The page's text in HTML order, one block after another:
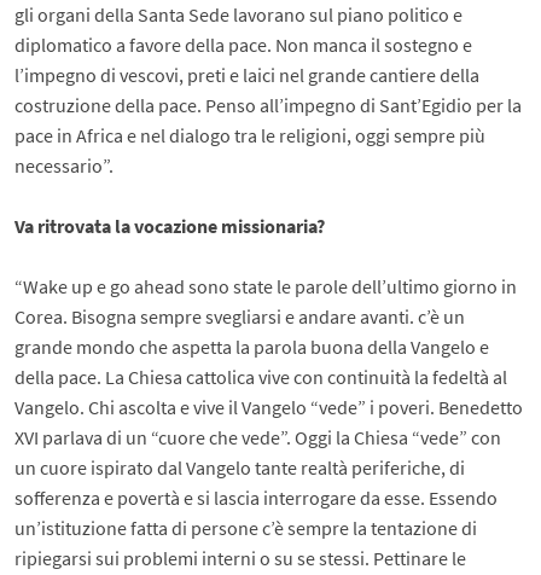
gli organi della Santa Sede lavorano sul piano politico e
diplomatico a favore della pace. Non manca il sostegno e
l’impegno di vescovi, preti e laici nel grande cantiere della
costruzione della pace. Penso all’impegno di Sant’Egidio per la
pace in Africa e nel dialogo tra le religioni, oggi sempre più
necessario”.
Va ritrovata la vocazione missionaria?
“Wake up e go ahead sono state le parole dell’ultimo giorno in
Corea. Bisogna sempre svegliarsi e andare avanti. c’è un
grande mondo che aspetta la parola buona della Vangelo e
della pace. La Chiesa cattolica vive con continuità la fedeltà al
Vangelo. Chi ascolta e vive il Vangelo “vede” i poveri. Benedetto
XVI parlava di un “cuore che vede”. Oggi la Chiesa “vede” con
un cuore ispirato dal Vangelo tante realtà periferiche, di
sofferenza e povertà e si lascia interrogare da esse. Essendo
un’istituzione fatta di persone c’è sempre la tentazione di
ripiegarsi sui problemi interni o su se stessi. Pettinare le